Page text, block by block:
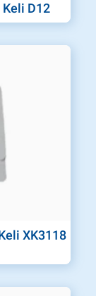
D12
XK3118